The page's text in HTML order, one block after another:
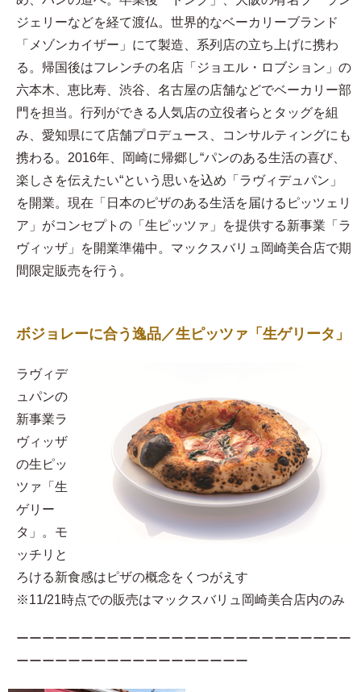
ジェリーなどを経て渡仏。世界的なベーカリーブランド
「メゾンカイザー」にて製造、系列店の立ち上げに携わ
る。帰国後はフレンチの名店「ジョエル・ロブション」の
六本木、恵比寿、渋谷、名古屋の店舗などでベーカリー部
門を担当。行列ができる人気店の立役者らとタッグを組
み、愛知県にて店舗プロデュース、コンサルティングにも
携わる。2016年、岡崎に帰郷し“パンのある生活の喜び、
楽しさを伝えたい“という思いを込め「ラヴィデュパン」
を開業。現在「日本のピザのある生活を届けるピッツェリ
ア」がコンセプトの「生ピッツァ」を提供する新事業「ラ
ヴィッザ」を開業準備中。マックスバリュ岡崎美合店で期
間限定販売を行う。
ボジョレーに合う逸品／生ピッツァ「生ゲリータ」
ラヴィデ
ュパンの
新事業ラ
ヴィッザ
の生ピッ
ツァ「生
ゲリー
タ」。モ
ッチリと
ろける新食感はピザの概念をくつがえす
※11/21時点での販売はマックスバリュ岡崎美合店内のみ
ーーーーーーーーーーーーーーーーーーーーーーーーーー
ーーーーーーーーーーーーーーーーーー